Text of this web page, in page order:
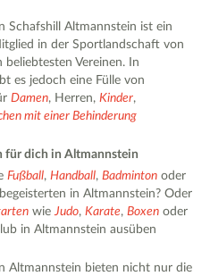
Schafshill Altmannstein ist ein
in der Sportlandschaft von
Vereinen. In
es jedoch eine Fülle von
Damen, Herren,Kinder,
mit einer Behinderung
für dich in Altmannstein
Fußball,Handball,Badminton oder
in Altmannstein? Oder
wieJudo,Karate,Boxen oder
in Altmannstein ausüben
Altmannstein bieten nicht nur die